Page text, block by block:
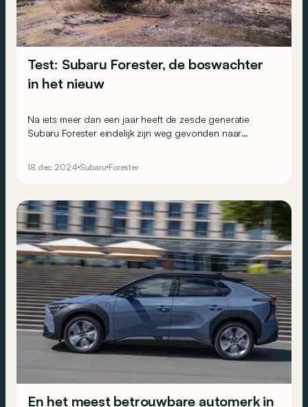
Test: Subaru Forester, de boswachter
in het nieuw
Na iets meer dan een jaar heeft de zesde generatie
Subaru Forester eindelijk zijn weg gevonden naar
18 dec 2024 Subaru Forester
En het meest betrouwbare automerk in